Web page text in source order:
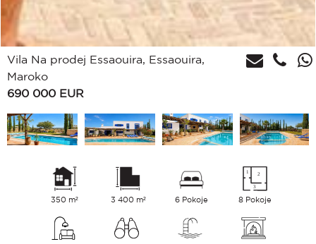
Vila Na prodej Essaouira, Essaouira,
Maroko
690 000 EUR
350 m² 3 400 m² 6 Pokoje 8 Pokoje